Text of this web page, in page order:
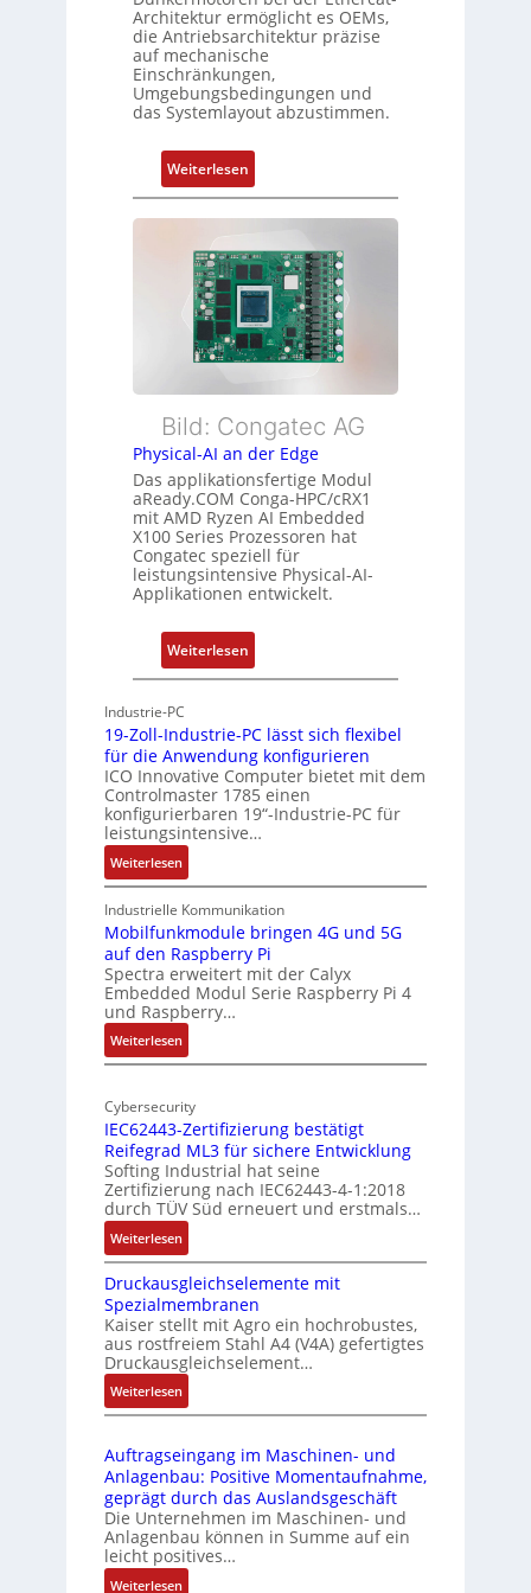
d
Z
u
s
t
d
b
e
r
w
a
u
n
g
g
t
f
ü
r
m
e
h
r
L
e
i
s
t
n
g
Architektur ermöglicht es OEMs,
die Antriebsarchitektur präzise
auf mechanische
Einschränkungen,
Umgebungsbedingungen und
das Systemlayout abzustimmen.
Weiterlesen:
F
l
x
i
b
l
e
E
h
e
r
c
a
t
-
c
t
e
k
t
u
Bild: Congatec AG
Physical-AI an der Edge
Das applikationsfertige Modul
aReady.COM Conga-HPC/cRX1
mit AMD Ryzen AI Embedded
X100 Series Prozessoren hat
Congatec speziell für
leistungsintensive Physical-AI-
Applikationen entwickelt.
Weiterlesen:
P
y
s
i
c
a
I
a
n
d
g
e
Industrie-PC
19-Zoll-Industrie-PC lässt sich flexibel
für die Anwendung konfigurieren
ICO Innovative Computer bietet mit dem
Controlmaster 1785 einen
konfigurierbaren 19“-Industrie-PC für
leistungsintensive…
Weiterlesen:
1
9
-
Z
o
l
l
-
I
d
u
t
r
i
e
-
P
C
l
ä
s
s
s
i
c
h
f
l
e
Industrielle Kommunikation
Mobilfunkmodule bringen 4G und 5G
auf den Raspberry Pi
Spectra erweitert mit der Calyx
Embedded Modul Serie Raspberry Pi 4
und Raspberry…
Weiterlesen:
M
b
i
f
u
n
k
m
o
d
u
l
e
b
r
i
n
e
n
4
G
Cybersecurity
IEC62443-Zertifizierung bestätigt
Reifegrad ML3 für sichere Entwicklung
Softing Industrial hat seine
Zertifizierung nach IEC62443-4-1:2018
durch TÜV Süd erneuert und erstmals…
Weiterlesen:
I
E
C
6
2
4
4
3
Z
e
r
t
i
Druckausgleichselemente mit
Spezialmembranen
Kaiser stellt mit Agro ein hochrobustes,
aus rostfreiem Stahl A4 (V4A) gefertigtes
Druckausgleichselement…
Weiterlesen:
D
u
c
k
a
u
s
Auftragseingang im Maschinen- und
Anlagenbau: Positive Momentaufnahme,
geprägt durch das Auslandsgeschäft
Die Unternehmen im Maschinen- und
Anlagenbau können in Summe auf ein
leicht positives…
Weiterlesen: